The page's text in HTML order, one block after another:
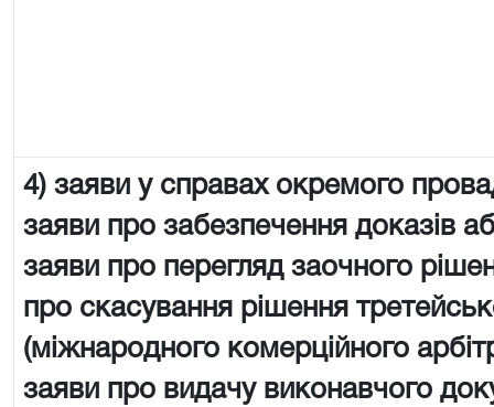
4) заяви у справах окремого
заяви про забезпечення доказів
заяви про перегляд заочного
про скасування рішення
(міжнародного комерційного
заяви про видачу виконавчого